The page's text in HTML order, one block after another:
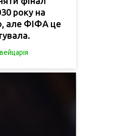
року на
але ФІФА це